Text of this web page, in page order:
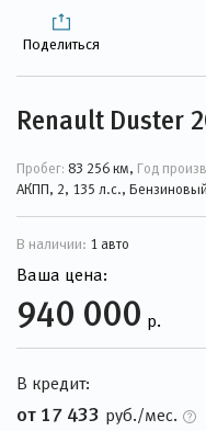
Поделиться
Renault Duster
Пробег: 83 256 км, Год
АКПП, 2, 135 л.с.,
В наличии: 1 авто
Ваша цена:
940 000 р.
В кредит:
от 17 433 руб./мес.